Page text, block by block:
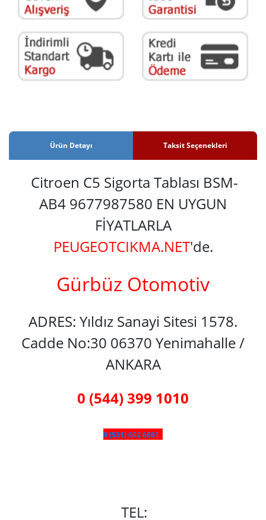
Ürün Detayı Taksit Seçenekleri
Citroen C5 Sigorta Tablası BSM-
AB4 9677987580 EN UYGUN
FİYATLARLA
PEUGEOTCIKMA.NET'de.
Gürbüz Otomotiv
ADRES: Yıldız Sanayi Sitesi 1578.
Cadde No:30 06370 Yenimahalle /
ANKARA
0 (544) 399 1010
0 (531) 602 6861
TEL: